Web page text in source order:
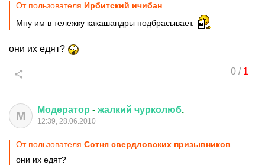
От пользователя Ирбитский ичибан
Мну им в тележку какашандры подбрасывает.
они их едят?
0/ 1
М Модератор - жалкий чурколюб.
12:39, 28.06.2010
От пользователя Сотня свердловских призывников
они их едят?